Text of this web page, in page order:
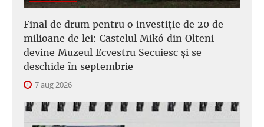
Final de drum pentru o investiție de 20 de
milioane de lei: Castelul Mikó din Olteni
devine Muzeul Ecvestru Secuiesc și se
deschide în septembrie
7 aug 2026